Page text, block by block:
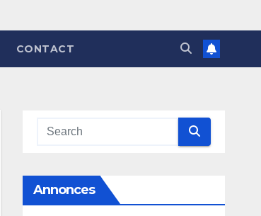
CONTACT
Annonces